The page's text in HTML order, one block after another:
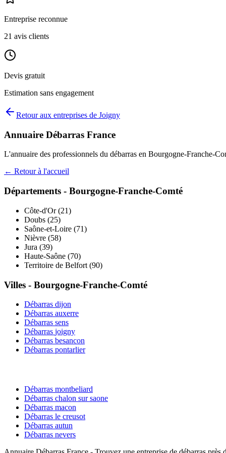
Entreprise reconnue
21 avis clients
Devis gratuit
Estimation sans engagement
Retour aux entreprises de Joigny
Annuaire Débarras France
L'annuaire des professionnels du débarras en Bourgogne-Franche-
← Retour à l'accueil
Départements - Bourgogne-Franche-Comté
Côte-d'Or(21)
Doubs (25)
Saône-et-Loire (71)
Nièvre (58)
Jura (39)
Haute-Saône (70)
Territoire de Belfort (90)
Villes - Bourgogne-Franche-Comté
Débarras dijon
Débarras auxerre
Débarras sens
Débarras joigny
Débarras besancon
Débarras pontarlier
Débarras montbeliard
Débarras chalon sur saone
Débarras macon
Débarras le creusot
Débarras autun
Débarras nevers